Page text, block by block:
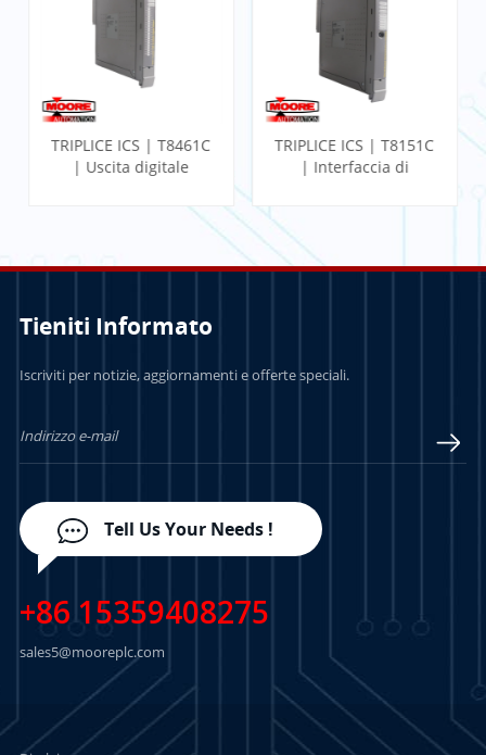
TRIPLICE ICS | T8461C
| Uscita digitale
TRIPLICE ICS | T8151C
| Interfaccia di
Tieniti Informato
Iscriviti per notizie, aggiornamenti e offerte speciali.
Tell Us Your Needs !
+86 15359408275
sales5@mooreplc.com